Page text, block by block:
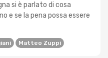
si è parlato di cosa
e se la pena possa essere
Matteo Zuppi